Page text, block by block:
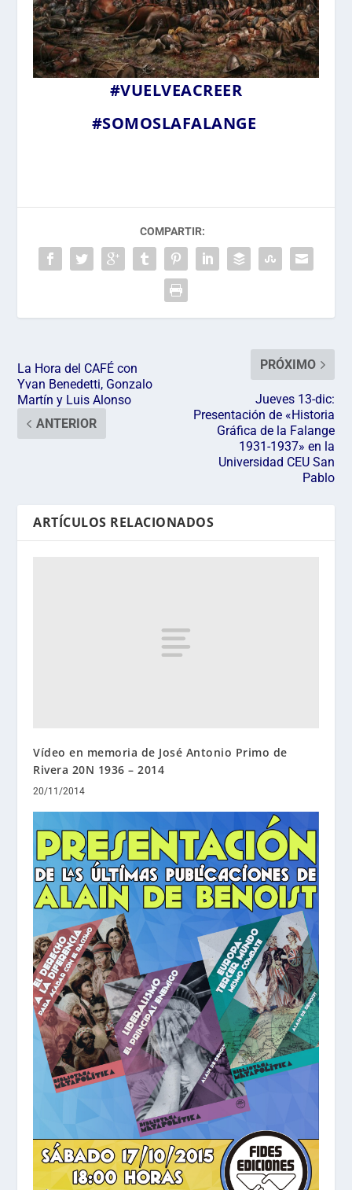
#VUELVEACREER
#SOMOSLAFALANGE
COMPARTIR:
La Hora del CAFÉ con
Yvan Benedetti, Gonzalo
Martín y Luis Alonso
ANTERIOR
PRÓXIMO
Jueves 13-dic:
Presentación de «Historia
Gráfica de la Falange
1931-1937» en la
Universidad CEU San
Pablo
ARTÍCULOS RELACIONADOS
Vídeo en memoria de José Antonio Primo de
Rivera 20N 1936 – 2014
20/11/2014